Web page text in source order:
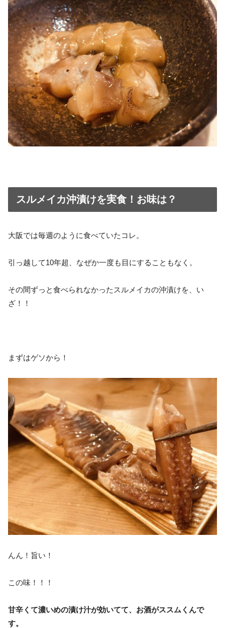
スルメイカ沖漬けを実食！お味は？
大阪では毎週のように食べていたコレ。
引っ越して10年超、なぜか一度も目にすることもなく。
その間ずっと食べられなかったスルメイカの沖漬けを、い
ざ！！
まずはゲソから！
んん！旨い！
この味！！！
甘辛くて濃いめの漬け汁が効いてて、お酒がススムくんで
す。